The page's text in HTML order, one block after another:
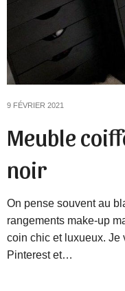
9 FÉVRIER 2021
Meuble
noir
On pense souvent au
rangements make-up
coin chic et luxueux. Je
Pinterest et…